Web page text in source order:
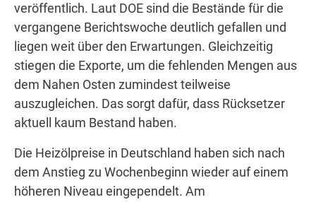
veröffentlich. Laut DOE sind die Bestände für die
vergangene Berichtswoche deutlich gefallen und
liegen weit über den Erwartungen. Gleichzeitig
stiegen die Exporte, um die fehlenden Mengen aus
dem Nahen Osten zumindest teilweise
auszugleichen. Das sorgt dafür, dass Rücksetzer
aktuell kaum Bestand haben.
Die Heizölpreise in Deutschland haben sich nach
dem Anstieg zu Wochenbeginn wieder auf einem
höheren Niveau eingependelt. Am